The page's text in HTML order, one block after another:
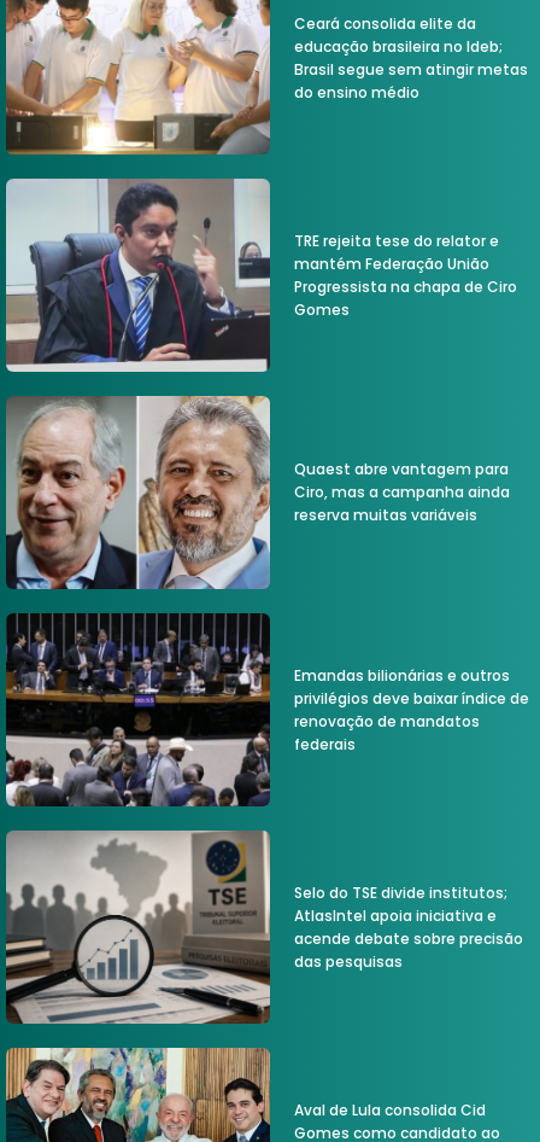
Ceará consolida elite da
educação brasileira no Ideb;
Brasil segue sem atingir metas
do ensino médio
TRE rejeita tese do relator e
mantém Federação União
Progressista na chapa de Ciro
Gomes
Quaest abre vantagem para
Ciro, mas a campanha ainda
reserva muitas variáveis
Emandas bilionárias e outros
privilégios deve baixar índice de
renovação de mandatos
federais
Selo do TSE divide institutos;
AtlasIntel apoia iniciativa e
acende debate sobre precisão
das pesquisas
Aval de Lula consolida Cid
Gomes como candidato ao